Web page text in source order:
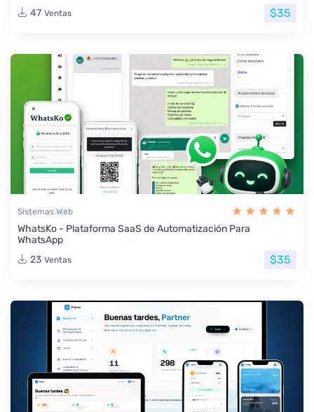
47 Ventas $35
Sistemas Web
WhatsKo - Plataforma SaaS de Automatización Para
WhatsApp
23 Ventas $35